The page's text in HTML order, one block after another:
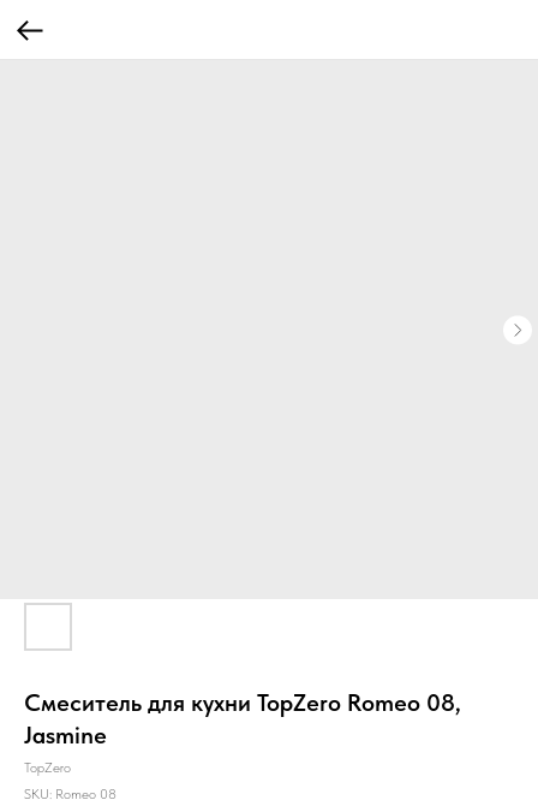
Смеситель для кухни TopZero Romeo 08,
Jasmine
TopZero
SKU: Romeo 08